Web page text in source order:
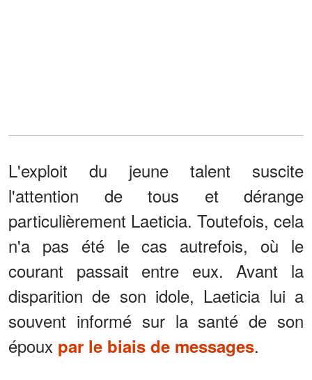
L'exploit du jeune talent suscite
l'attention de tous et dérange
particulièrement Laeticia. Toutefois, cela
n'a pas été le cas autrefois, où le
courant passait entre eux. Avant la
disparition de son idole, Laeticia lui a
souvent informé sur la santé de son
époux par le biais de messages.